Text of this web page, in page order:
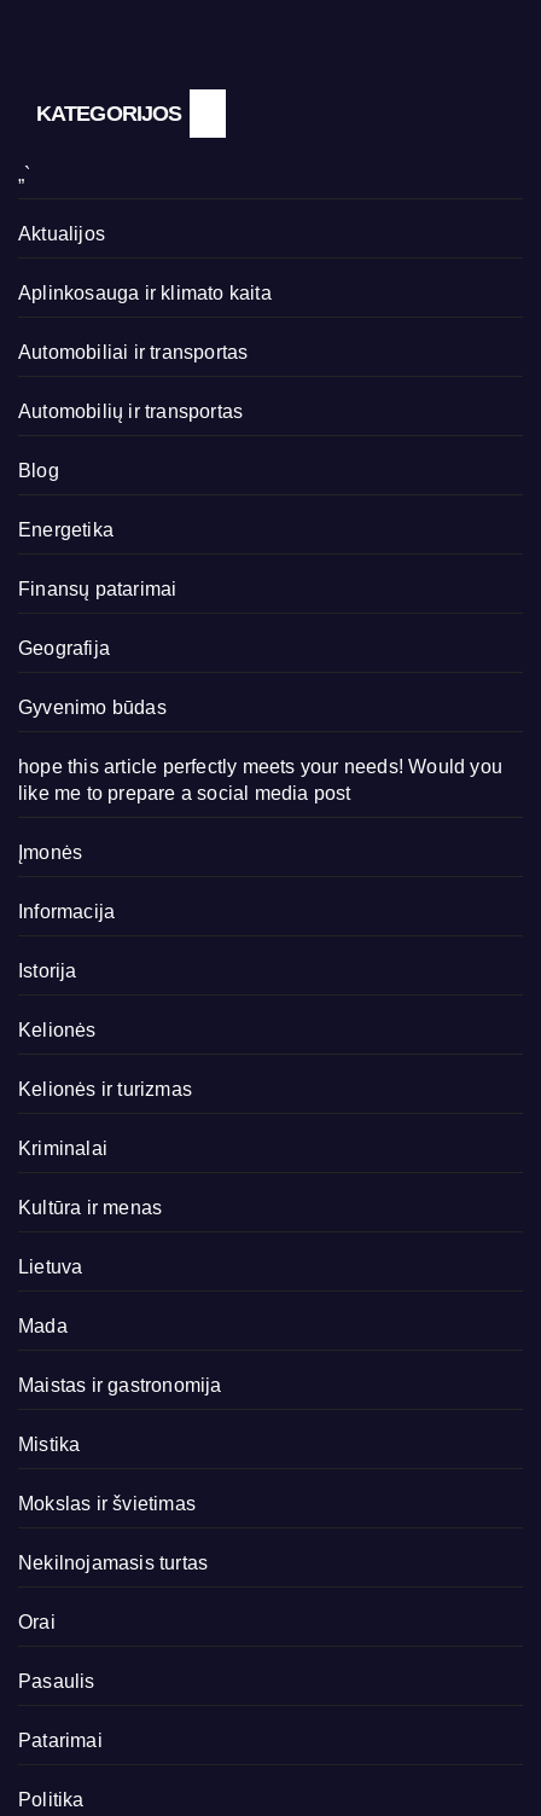
KATEGORIJOS
„`
Aktualijos
Aplinkosauga ir klimato kaita
Automobiliai ir transportas
Automobilių ir transportas
Blog
Energetika
Finansų patarimai
Geografija
Gyvenimo būdas
hope this article perfectly meets your needs! Would you
like me to prepare a social media post
Įmonės
Informacija
Istorija
Kelionės
Kelionės ir turizmas
Kriminalai
Kultūra ir menas
Lietuva
Mada
Maistas ir gastronomija
Mistika
Mokslas ir švietimas
Nekilnojamasis turtas
Orai
Pasaulis
Patarimai
Politika